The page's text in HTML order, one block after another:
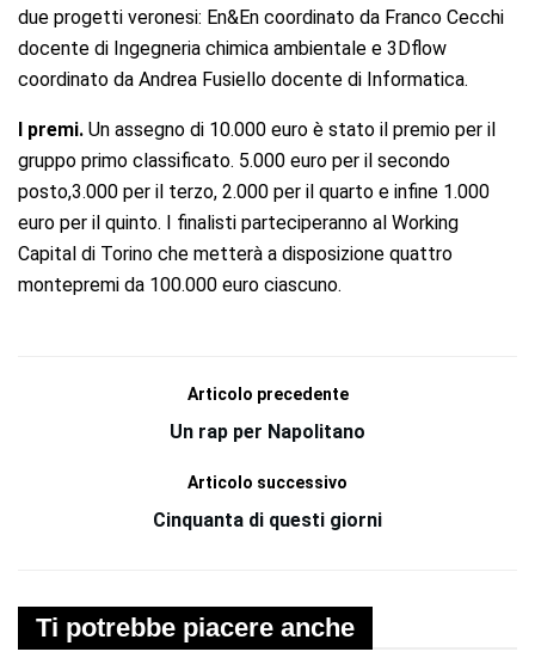
due progetti veronesi: En&En coordinato da Franco Cecchi
docente di Ingegneria chimica ambientale e 3Dflow
coordinato da Andrea Fusiello docente di Informatica.
I premi. Un assegno di 10.000 euro è stato il premio per il
gruppo primo classificato. 5.000 euro per il secondo
posto,3.000 per il terzo, 2.000 per il quarto e infine 1.000
euro per il quinto. I finalisti parteciperanno al Working
Capital di Torino che metterà a disposizione quattro
montepremi da 100.000 euro ciascuno.
Articolo precedente
Un rap per Napolitano
Articolo successivo
Cinquanta di questi giorni
Ti potrebbe piacere anche